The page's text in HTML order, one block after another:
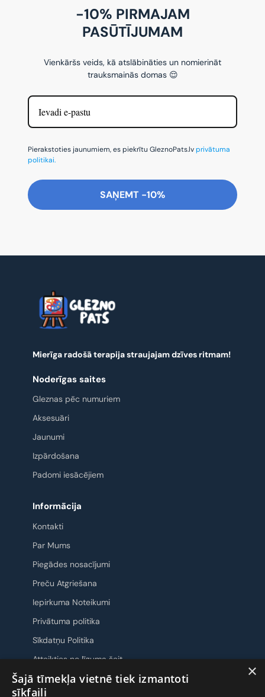
-10% PIRMAJAM
PASŪTĪJUMAM
Vienkāršs veids, kā atslābināties un nomierināt
trauksmainās domas 😌
Pierakstoties jaunumiem, es piekrītu GleznoPats.lvprivātuma
politikai.
SAŅEMT -10%
Mierīga radošā terapija straujajam dzīves ritmam!
Noderīgas saites
Gleznas pēc numuriem
Aksesuāri
Jaunumi
Izpārdošana
Padomi iesācējiem
Informācija
Kontakti
Par Mums
Piegādes nosacījumi
Preču Atgriešana
Iepirkuma Noteikumi
Privātuma politika
Sīkdatņu Politika
Atteikties no līguma šeit
Sazināsimies
×
Šajā tīmekļa vietnē tiek izmantoti
sīkfaili